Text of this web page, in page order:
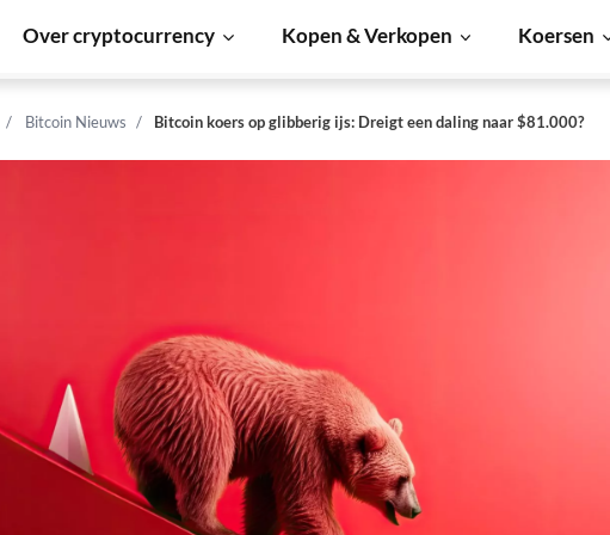
Over cryptocurrency Kopen & Verkopen Koersen
Bitcoin Nieuws Bitcoin koers op glibberig ijs: Dreigt een daling naar $81.000?